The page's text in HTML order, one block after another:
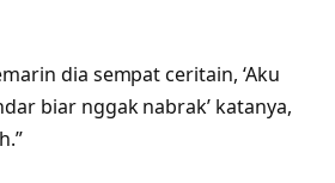
dia sempat ceritain, ‘Aku
biar nggak nabrak’ katanya,